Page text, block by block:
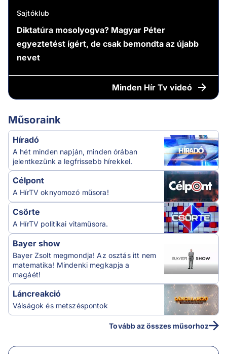
Sajtóklub
Diktatúra mosolyogva? Magyar Péter
egyeztetést ígért, de csak bemondta az újabb
nevet
Minden Hír Tv videó
Műsoraink
Híradó
A hét minden napján, minden órában
jelentkezünk a legfrissebb hírekkel.
Célpont
A HírTV oknyomozó műsora!
Csörte
A HírTV politikai vitaműsora.
Bayer show
Bayer Zsolt megmondja! Az osztás itt nem
matematika! Mindenki megkapja a
magáét!
Láncreakció
Válságok és metszéspontok
Tovább az összes műsorhoz